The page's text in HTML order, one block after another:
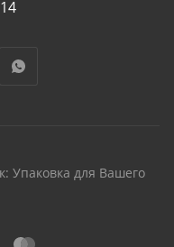
Упаковка для Вашего